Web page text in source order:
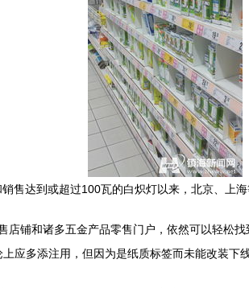
售达到或超过100瓦的白炽灯以来，北京、上
铺和诸多五金产品零售门户，依然可以轻松
应多添注用，但因为是纸质标签而未能改装下线